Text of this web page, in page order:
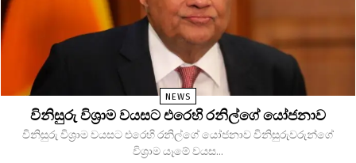
NEWS
විනිසුරු විශ්‍රාම වයසට එරෙහි රනිල්ගේ යෝජනාව
විනිසුරු විශ්‍රාම වයසට එරෙහි රනිල්ගේ යෝජනාව විනිසුරුවරුන්ගේ
විශ්‍රාම යෑමේ වයස...